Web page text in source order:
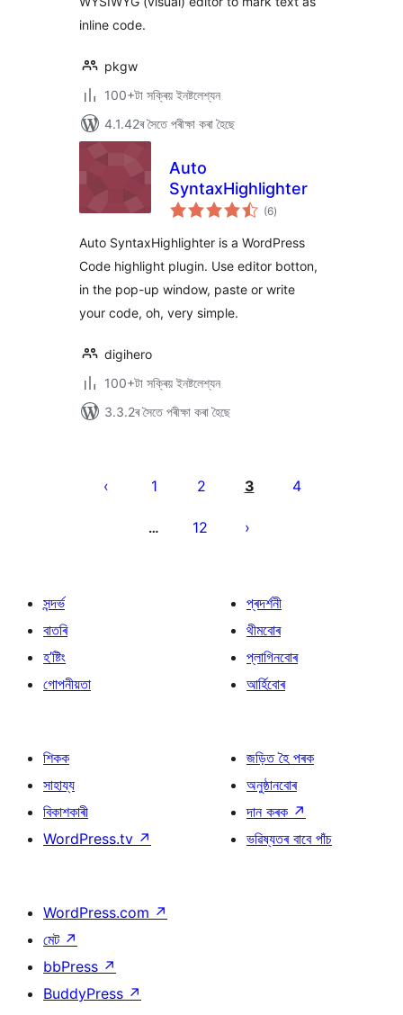
inline code.
pkgw
100+টা সক্ৰিয় ইনষ্টলেশ্যন
4.1.42ৰ সৈতে পৰীক্ষা কৰা হৈছে
Auto
SyntaxHighlighter
(6টা
মুঠ)
Auto SyntaxHighlighter is a WordPress
Code highlight plugin. Use editor botton,
in the pop-up window, paste or write
your code, oh, very simple.
digihero
100+টা সক্ৰিয় ইনষ্টলেশ্যন
3.3.2ৰ সৈতে পৰীক্ষা কৰা হৈছে
পৃষ্ঠাকৰণ
1 2 3 4
… 12
সন্দৰ্ভ
বাতৰি
হ’ষ্টিং
গোপনীয়তা
প্ৰদৰ্শনী
থীমবোৰ
প্লাগিনবোৰ
আৰ্হিবোৰ
শিকক
সাহায্য
বিকাশকাৰী
WordPress.tv ↗
জড়িত হৈ পৰক
অনুষ্ঠানবোৰ
দান কৰক ↗
ভৱিষ্যতৰ বাবে পাঁচ
WordPress.com ↗
মেট ↗
bbPress ↗
BuddyPress ↗